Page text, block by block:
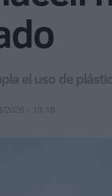
el uso de
2026 - 13:18